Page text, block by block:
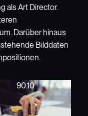
als Art Director.
Darüber hinaus
Bilddaten
90.10